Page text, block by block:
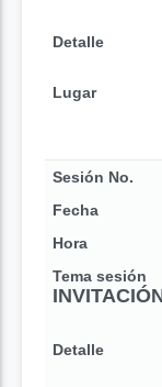
Detalle
Lugar
Sesión No.
Fecha
Hora
Tema sesión
Detalle